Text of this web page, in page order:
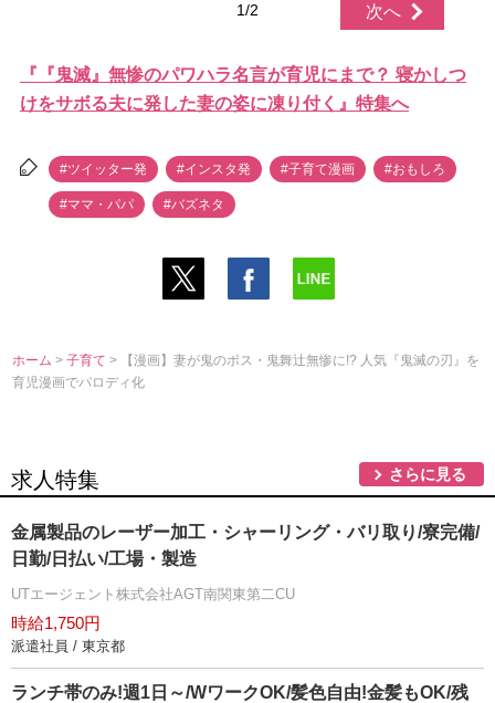
次へ
1/2
『『鬼滅』無惨のパワハラ名言が育児にまで？ 寝かしつ
けをサボる夫に発した妻の姿に凍り付く』特集へ
#ツイッター発 #インスタ発 #子育て漫画 #おもしろ
#ママ・パパ #バズネタ
ホーム >子育て> 【漫画】妻が鬼のボス・鬼舞辻無惨に!? 人気『鬼滅の刃』を
育児漫画でパロディ化
求人特集 さらに見る
金属製品のレーザー加工・シャーリング・バリ取り/寮完備/
日勤/日払い/工場・製造
UTエージェント株式会社AGT南関東第二CU
時給1,750円
派遣社員 / 東京都
ランチ帯のみ!週1日～/WワークOK/髪色自由!金髪もOK/残